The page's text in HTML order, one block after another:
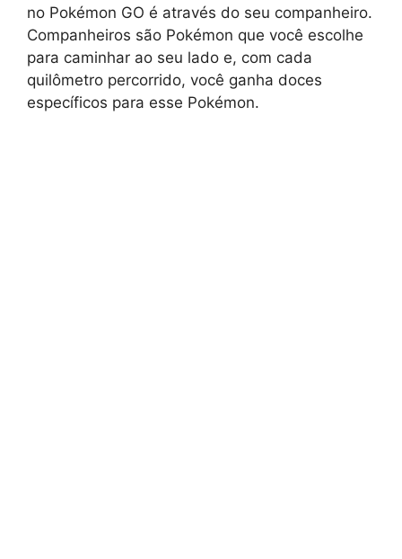
no Pokémon GO é através do seu companheiro.
Companheiros são Pokémon que você escolhe
para caminhar ao seu lado e, com cada
quilômetro percorrido, você ganha doces
específicos para esse Pokémon.